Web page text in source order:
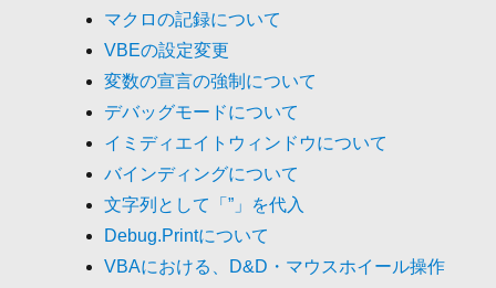
マクロの記録について
VBEの設定変更
変数の宣言の強制について
デバッグモードについて
イミディエイトウィンドウについて
バインディングについて
文字列として「”」を代入
Debug.Printについて
VBAにおける、D&D・マウスホイール操作